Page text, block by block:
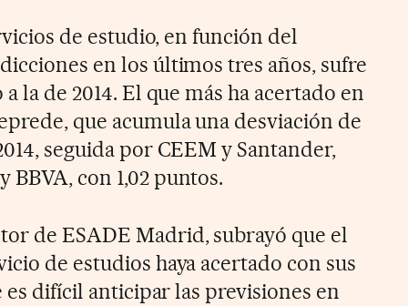
de estudio, en función del
en los últimos tres años, sufre
la de 2014. El que más ha acertado en
que acumula una desviación de
seguida por CEEM y Santander,
BBVA, con 1,02 puntos.
de ESADE Madrid, subrayó que el
de estudios haya acertado con sus
difícil anticipar las previsiones en